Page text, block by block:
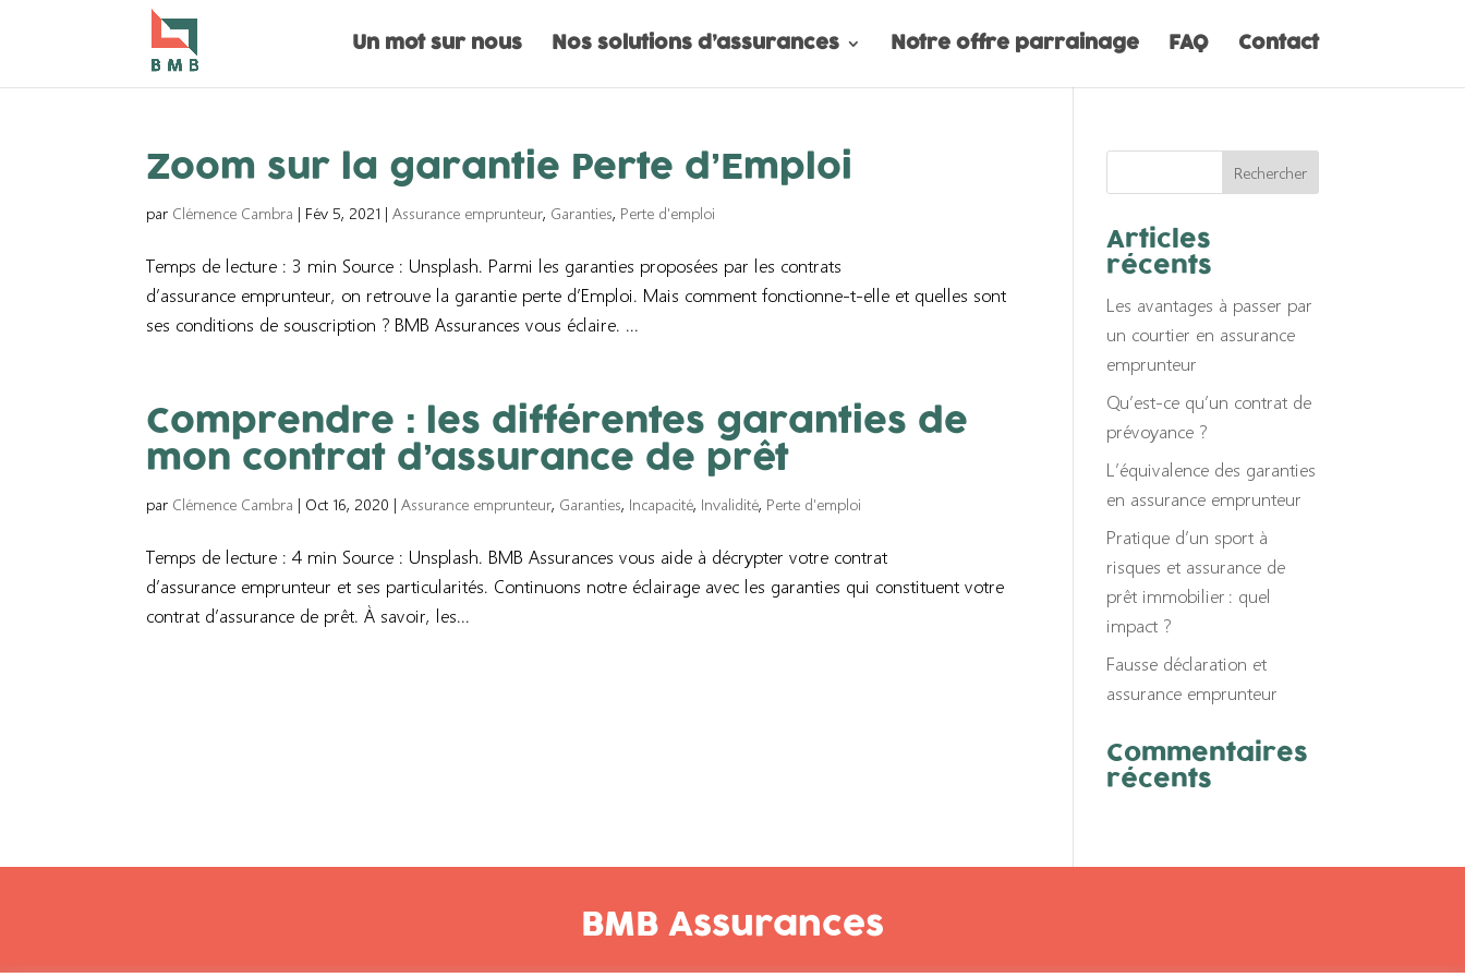
Un mot sur nous Nos solutions d’assurances Notre offre parrainage FAQ Contact
Zoom sur la garantie Perte d’Emploi
par Clémence Cambra | Fév 5, 2021 |Assurance emprunteur, Garanties, Perte d'emploi
Temps de lecture : 3 min Source : Unsplash. Parmi les garanties proposées par les contrats
d’assurance emprunteur, on retrouve la garantie perte d’Emploi. Mais comment fonctionne-t-elle et quelles sont
ses conditions de souscription ? BMB Assurances vous éclaire. ...
Comprendre : les différentes garanties de
mon contrat d’assurance de prêt
par Clémence Cambra | Oct 16, 2020 |Assurance emprunteur, Garanties, Incapacité, Invalidité, Perte d'emploi
Temps de lecture : 4 min Source : Unsplash. BMB Assurances vous aide à décrypter votre contrat
d’assurance emprunteur et ses particularités. Continuons notre éclairage avec les garanties qui constituent votre
contrat d’assurance de prêt. À savoir, les...
Articles
récents
Les avantages à passer par
un courtier en assurance
emprunteur
Qu’est-ce qu’un contrat de
prévoyance ?
L’équivalence des garanties
en assurance emprunteur
Pratique d’un sport à
risques et assurance de
prêt immobilier : quel
impact ?
Fausse déclaration et
assurance emprunteur
Commentaires
récents
BMB Assurances